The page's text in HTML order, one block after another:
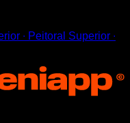
∙ Peitoral Superior ∙